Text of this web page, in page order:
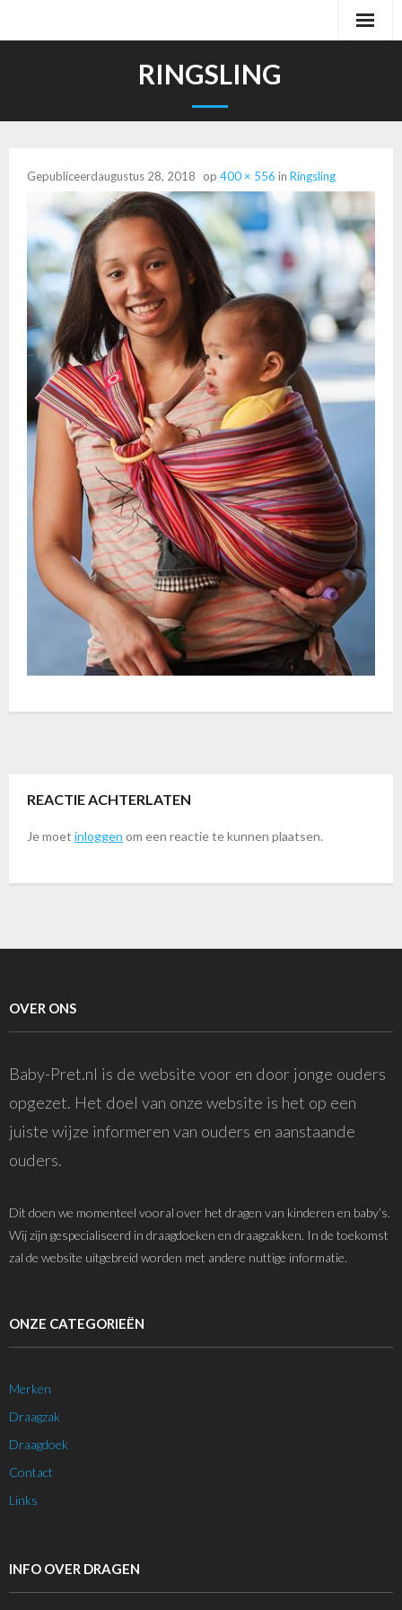
RINGSLING
Gepubliceerdaugustus 28, 2018 op 400 × 556 in Ringsling
REACTIE ACHTERLATEN
Je moet inloggen om een reactie te kunnen plaatsen.
OVER ONS
Baby-Pret.nl is de website voor en door jonge ouders
opgezet. Het doel van onze website is het op een
juiste wijze informeren van ouders en aanstaande
ouders.
Dit doen we momenteel vooral over het dragen van kinderen en baby’s.
Wij zijn gespecialiseerd in draagdoeken en draagzakken. In de toekomst
zal de website uitgebreid worden met andere nuttige informatie.
ONZE CATEGORIEËN
Merken
Draagzak
Draagdoek
Contact
Links
INFO OVER DRAGEN